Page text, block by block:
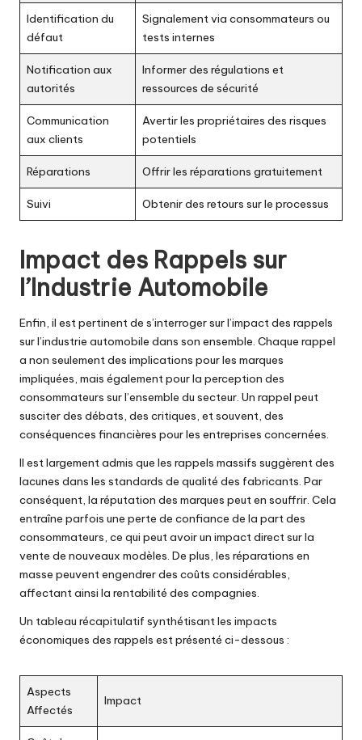
Identification du
défaut
Signalement via consommateurs ou
tests internes
Notification aux
autorités
Informer des régulations et
ressources de sécurité
Communication
aux clients
Avertir les propriétaires des risques
potentiels
Réparations Offrir les réparations gratuitement
Suivi Obtenir des retours sur le processus
Impact des Rappels sur
l’Industrie Automobile
Enfin, il est pertinent de s’interroger sur l’impact des rappels
sur l’industrie automobile dans son ensemble. Chaque rappel
a non seulement des implications pour les marques
impliquées, mais également pour la perception des
consommateurs sur l’ensemble du secteur. Un rappel peut
susciter des débats, des critiques, et souvent, des
conséquences financières pour les entreprises concernées.
Il est largement admis que les rappels massifs suggèrent des
lacunes dans les standards de qualité des fabricants. Par
conséquent, la réputation des marques peut en souffrir. Cela
entraîne parfois une perte de confiance de la part des
consommateurs, ce qui peut avoir un impact direct sur la
vente de nouveaux modèles. De plus, les réparations en
masse peuvent engendrer des coûts considérables,
affectant ainsi la rentabilité des compagnies.
Un tableau récapitulatif synthétisant les impacts
économiques des rappels est présenté ci-dessous :
Aspects
Affectés
Impact